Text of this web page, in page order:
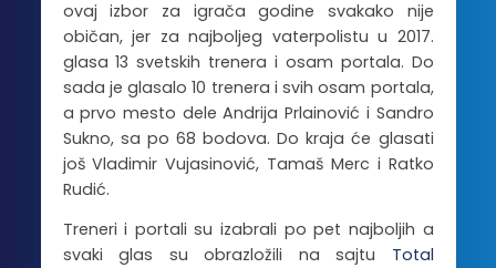
ovaj izbor za igrača godine svakako nije
običan, jer za najboljeg vaterpolistu u 2017.
glasa 13 svetskih trenera i osam portala. Do
sada je glasalo 10 trenera i svih osam portala,
a prvo mesto dele Andrija Prlainović i Sandro
Sukno, sa po 68 bodova. Do kraja će glasati
još Vladimir Vujasinović, Tamaš Merc i Ratko
Rudić.
Treneri i portali su izabrali po pet najboljih a
svaki glas su obrazložili na sajtu Total